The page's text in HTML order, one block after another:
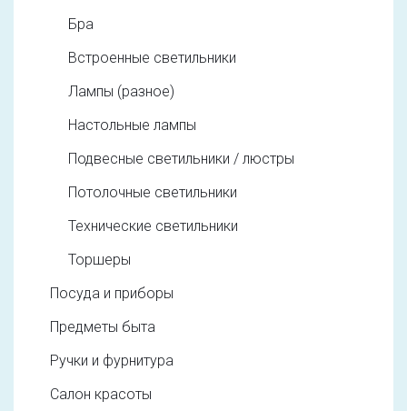
Бра
Встроенные светильники
Лампы (разное)
Настольные лампы
Подвесные светильники / люстры
Потолочные светильники
Технические светильники
Торшеры
Посуда и приборы
Предметы быта
Ручки и фурнитура
Салон красоты